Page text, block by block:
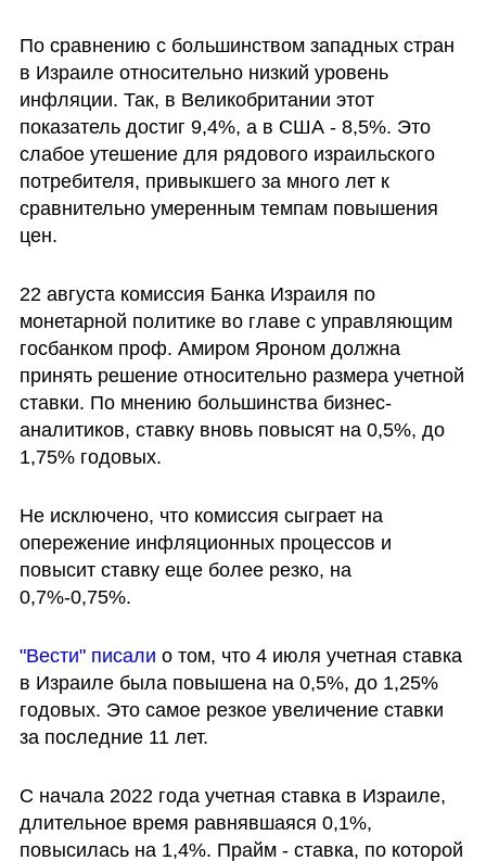
По сравнению с большинством западных стран
в Израиле относительно низкий уровень
инфляции. Так, в Великобритании этот
показатель достиг 9,4%, а в США - 8,5%. Это
слабое утешение для рядового израильского
потребителя, привыкшего за много лет к
сравнительно умеренным темпам повышения
цен.
22 августа комиссия Банка Израиля по
монетарной политике во главе с управляющим
госбанком проф. Амиром Яроном должна
принять решение относительно размера учетной
ставки. По мнению большинства бизнес-
аналитиков, ставку вновь повысят на 0,5%, до
1,75% годовых.
Не исключено, что комиссия сыграет на
опережение инфляционных процессов и
повысит ставку еще более резко, на
0,7%-0,75%.
"Вести" писали о том, что 4 июля учетная ставка
в Израиле была повышена на 0,5%, до 1,25%
годовых. Это самое резкое увеличение ставки
за последние 11 лет.
С начала 2022 года учетная ставка в Израиле,
длительное время равнявшаяся 0,1%,
повысилась на 1,4%. Прайм - ставка, по которой